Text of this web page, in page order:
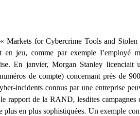
for Cybercrime Tools and Stolen
en jeu, comme par exemple l’employé
En janvier, Morgan Stanley
de compte) concernant près de
incidents connus par une entreprise
rapport de la RAND, lesdites
plus en plus sophistiquées. Un exemple